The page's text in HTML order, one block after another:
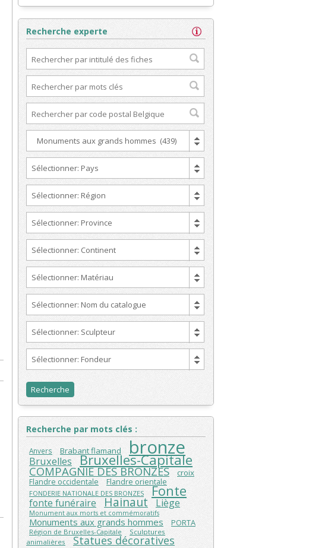
Recherche experte
Monuments aux grands hommes (439)
Sélectionner: Pays
Sélectionner: Région
Sélectionner: Province
Sélectionner: Continent
Sélectionner: Matériau
Sélectionner: Nom du catalogue
Sélectionner: Sculpteur
Sélectionner: Fondeur
Recherche par mots clés :
Anvers Brabant flamand bronze
Bruxelles Bruxelles-Capitale
COMPAGNIE DES BRONZES croix
Flandre occidentale Flandre orientale
FONDERIE NATIONALE DES BRONZES Fonte
fonte funéraire Hainaut Liège
Monument aux morts et commémoratifs
Monuments aux grands hommes PORTA
Région de Bruxelles-Capitale
Sculptures
animalières
Statues décoratives